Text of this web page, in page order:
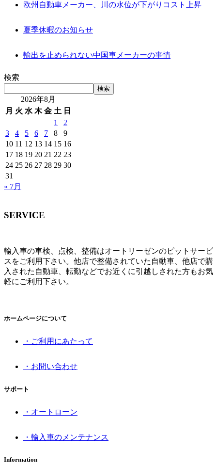
欧州自動車メーカー、川の水位が下がりコスト上昇
夏季休暇のお知らせ
輸出を止められない中国車メーカーの事情
検索
検索
2026年8月
月 火 水 木 金 土 日
1
2
3
4 5 6 7 8
9
10 11 12 13 14 15 16
17 18 19 20 21 22 23
24 25 26 27 28 29 30
31
« 7月
SERVICE
輸入車の車検、点検、整備はオートリーゼンのピットサービ
スをご利用下さい。他店で整備されていた自動車、他店で購
入された自動車、転勤などでお近くに引越しされた方もお気
軽にご利用下さい。
ホームページについて
・ご利用にあたって
・お問い合わせ
サポート
・オートローン
・輸入車のメンテナンス
Information